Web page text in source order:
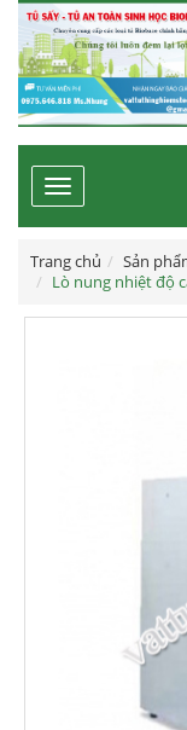
Toggle
navigation
Trang chủ Sản
Lò nung nhiệt độ